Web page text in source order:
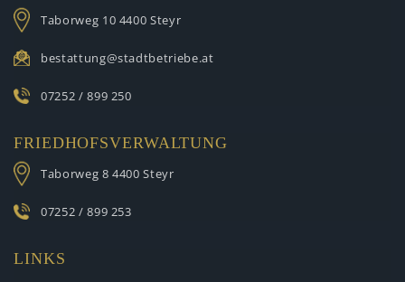
Taborweg 10 4400 Steyr
bestattung@stadtbetriebe.at
07252 / 899 250
FRIEDHOFSVERWALTUNG
Taborweg 8 4400 Steyr
07252 / 899 253
LINKS